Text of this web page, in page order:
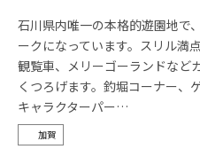
石川県内唯一の本格的遊園地で
ークになっています。スリル満
観覧車、メリーゴーランドなど
くつろげます。釣堀コーナー、
キャラクターパー…
加賀